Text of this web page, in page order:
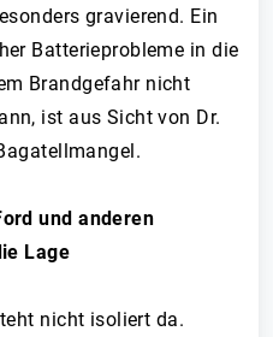
gravierend. Ein
Batterieprobleme in die
Brandgefahr nicht
ist aus Sicht von Dr.
und anderen
Lage
nicht isoliert da.